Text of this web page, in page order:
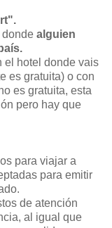
donde alguien
el hotel donde vais
es gratuita) o con
es gratuita, esta
pero hay que
para viajar a
para emitir
de atención
al igual que